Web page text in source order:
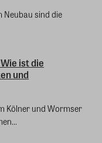
Neubau sind die
ist die
und
Kölner und Wormser